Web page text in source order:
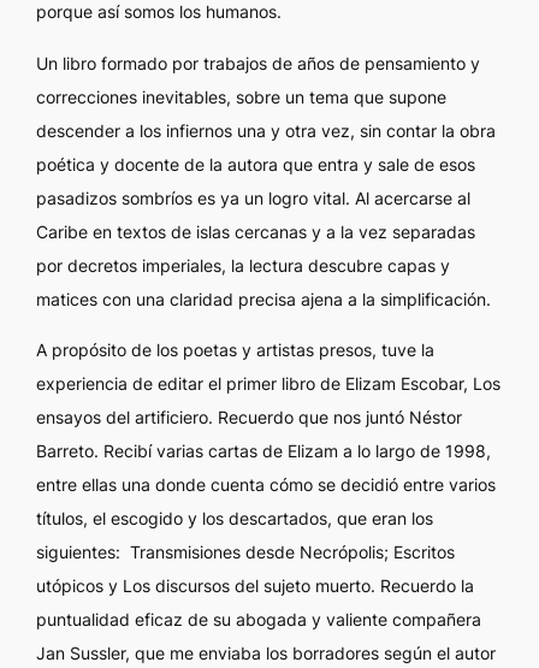
porque así somos los humanos.
Un libro formado por trabajos de años de pensamiento y
correcciones inevitables, sobre un tema que supone
descender a los infiernos una y otra vez, sin contar la obra
poética y docente de la autora que entra y sale de esos
pasadizos sombríos es ya un logro vital. Al acercarse al
Caribe en textos de islas cercanas y a la vez separadas
por decretos imperiales, la lectura descubre capas y
matices con una claridad precisa ajena a la simplificación.
A propósito de los poetas y artistas presos, tuve la
experiencia de editar el primer libro de Elizam Escobar, Los
ensayos del artificiero. Recuerdo que nos juntó Néstor
Barreto. Recibí varias cartas de Elizam a lo largo de 1998,
entre ellas una donde cuenta cómo se decidió entre varios
títulos, el escogido y los descartados, que eran los
siguientes:Transmisiones desde Necrópolis; Escritos
utópicos y Los discursos del sujeto muerto. Recuerdo la
puntualidad eficaz de su abogada y valiente compañera
Jan Sussler, que me enviaba los borradores según el autor